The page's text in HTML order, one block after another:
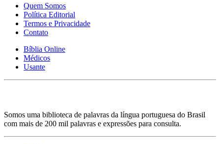
Quem Somos
Política Editorial
Termos e Privacidade
Contato
Bíblia Online
Médicos
Usante
Somos uma biblioteca de palavras da língua portuguesa do Brasil
com mais de 200 mil palavras e expressões para consulta.